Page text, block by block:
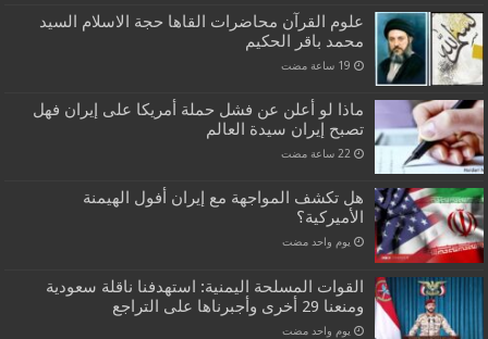
علوم القرآن محاضرات القاها حجة الاسلام السيد
محمد باقر الحكيم
ماذا لو أعلن عن فشل حملة أمريكا على إيران فهل
تصبح إيران سيدة العالم
هل تكشف المواجهة مع إيران أفول الهيمنة
الأميركية؟
‏يوم واحد مضت
القوات المسلحة اليمنية: استهدفنا ناقلة سعودية
ومنعنا 29 أخرى وأجبرناها على التراجع
‏يوم واحد مضت